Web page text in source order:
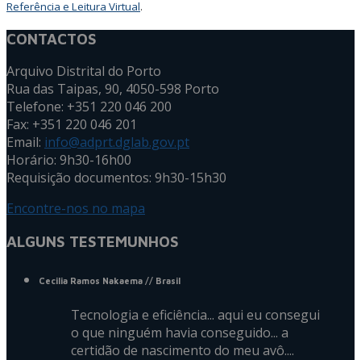
Referência e Leitura Virtual.
CONTACTOS
Arquivo Distrital do Porto
Rua das Taipas, 90, 4050-598 Porto
Telefone: +351 220 046 200
Fax: +351 220 046 201
Email: info@adprt.dglab.gov.pt
Horário: 9h30-16h00
Requisição documentos: 9h30-15h30
Encontre-nos no mapa
ALGUNS TESTEMUNHOS
Cecilia Ramos Nakaema // Brasil
Tecnologia e eficiência... aqui eu consegui
o que ninguém havia conseguido... a
certidão de nascimento do meu avô....